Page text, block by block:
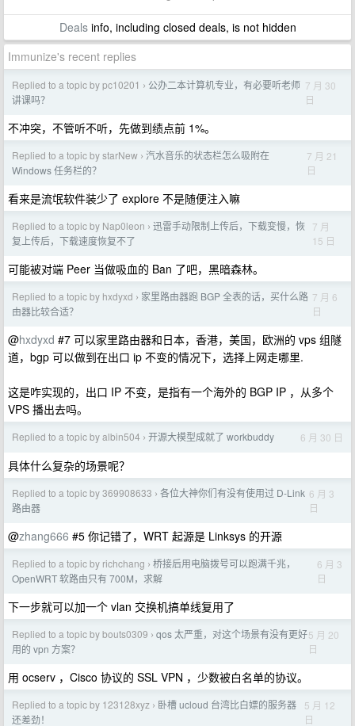
Dealsinfo, including closed deals, is not hidden
Immunize's recent replies
Replied to a topic by pc10201 › 公办二本计算机专业，有必要听老师
讲课吗？
7 月 30
日
不冲突，不管听不听，先做到绩点前 1%。
Replied to a topic by starNew › 汽水音乐的状态栏怎么吸附在
Windows 任务栏的？
7 月 21
日
看来是流氓软件装少了 explore 不是随便注入嘛
Replied to a topic by Nap0leon › 迅雷手动限制上传后，下载变慢，恢
复上传后，下载速度恢复不了
7 月
15 日
可能被对端 Peer 当做吸血的 Ban 了吧，黑暗森林。
Replied to a topic by hxdyxd › 家里路由器跑 BGP 全表的话，买什么路
由器比较合适？
7 月 6
日
@hxdyxd #7 可以家里路由器和日本，香港，美国，欧洲的 vps 组隧
道，bgp 可以做到在出口 ip 不变的情况下，选择上网走哪里.
这是咋实现的，出口 IP 不变，是指有一个海外的 BGP IP ，从多个
VPS 播出去吗。
Replied to a topic by albin504 › 开源大模型成就了 workbuddy 6 月 30 日
具体什么复杂的场景呢？
Replied to a topic by 369908633 › 各位大神你们有没有使用过 D-Link
路由器
6 月 3
日
@zhang666 #5 你记错了，WRT 起源是 Linksys 的开源
Replied to a topic by richchang › 桥接后用电脑拨号可以跑满千兆，
OpenWRT 软路由只有 700M，求解
6 月 3
日
下一步就可以加一个 vlan 交换机搞单线复用了
Replied to a topic by bouts0309 › qos 太严重，对这个场景有没有更好
用的 vpn 方案？
5 月 20
日
用 ocserv ，Cisco 协议的 SSL VPN ，少数被白名单的协议。
Replied to a topic by 123128xyz › 卧槽 ucloud 台湾比白嫖的服务器
还差劲！
5 月 12
日